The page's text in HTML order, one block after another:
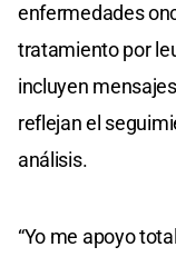
enfermedades
tratamiento por
incluyen
reflejan el
análisis.
“Yo me apoyo